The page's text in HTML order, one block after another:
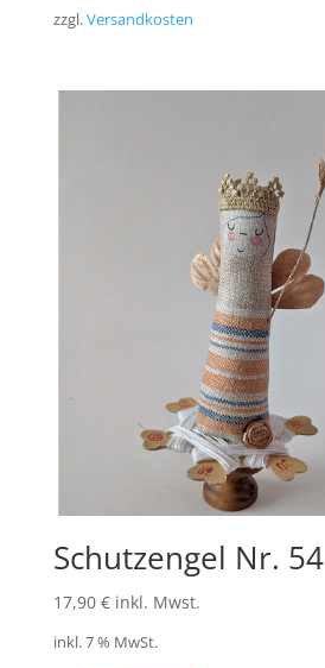
zzgl.Versandkosten
Schutzengel Nr. 54
17,90 € inkl. Mwst.
inkl. 7 % MwSt.